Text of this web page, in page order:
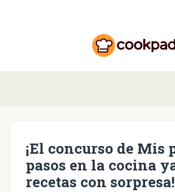
¡El concurso de Mis
pasos en la cocina
recetas con sorpresa!